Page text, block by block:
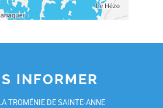
INFORMER
TROMÉNIE DE SAINTE-ANNE